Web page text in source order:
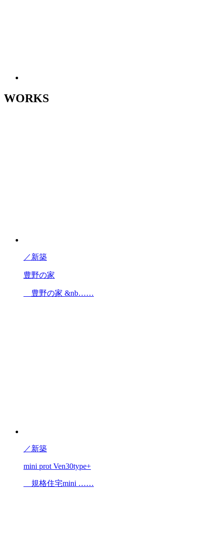
WORKS
／新築
豊野の家
豊野の家 &nb……
／新築
mini prot Ven30type+
規格住宅mini ……